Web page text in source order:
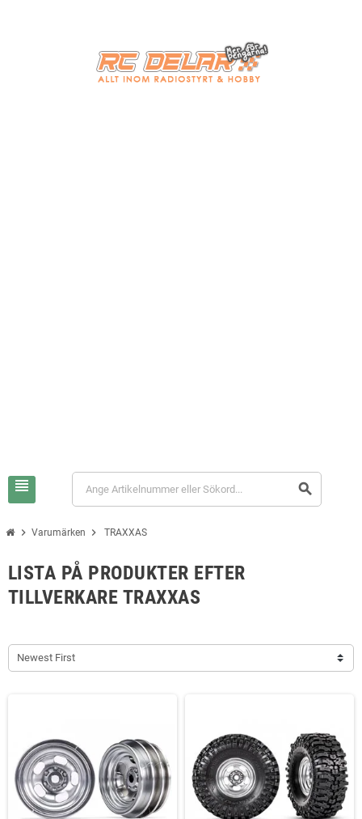
view_headline search
chevron_right Varumärken chevron_right TRAXXAS
LISTA PÅ PRODUKTER EFTER
TILLVERKARE TRAXXAS
Newest First